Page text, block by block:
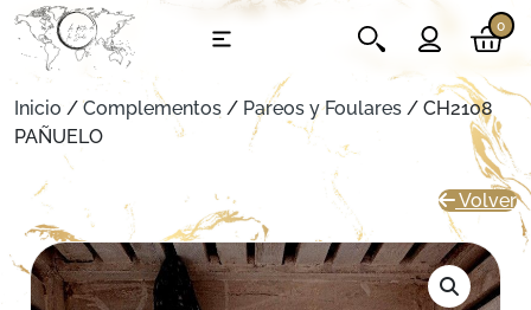
0
Inicio / Complementos / Pareos y Foulares / CH2108
PAÑUELO
Volver